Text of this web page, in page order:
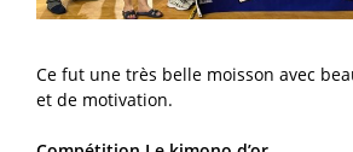
Ce fut une très belle moisson avec
et de motivation.